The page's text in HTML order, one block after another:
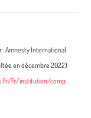
: Amnesty International
en décembre 2022)
fr/institution/comp